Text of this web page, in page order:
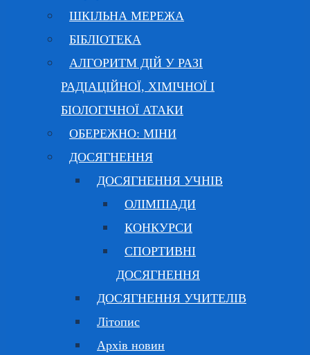
ШКІЛЬНА МЕРЕЖА
БІБЛІОТЕКА
АЛГОРИТМ ДІЙ У РАЗІ
РАДІАЦІЙНОЇ, ХІМІЧНОЇ І
БІОЛОГІЧНОЇ АТАКИ
ОБЕРЕЖНО: МІНИ
ДОСЯГНЕННЯ
ДОСЯГНЕННЯ УЧНІВ
ОЛІМПІАДИ
КОНКУРСИ
СПОРТИВНІ
ДОСЯГНЕННЯ
ДОСЯГНЕННЯ УЧИТЕЛІВ
Літопис
Архів новин